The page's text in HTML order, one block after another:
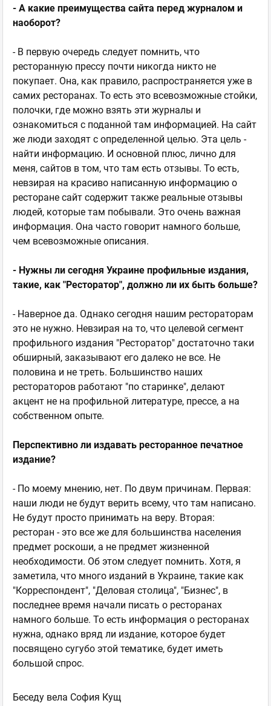
- А какие преимущества сайта перед журналом и
наоборот?
- В первую очередь следует помнить, что
ресторанную прессу почти никогда никто не
покупает. Она, как правило, распространяется уже в
самих ресторанах. То есть это всевозможные стойки,
полочки, где можно взять эти журналы и
ознакомиться с поданной там информацией. На сайт
же люди заходят с определенной целью. Эта цель -
найти информацию. И основной плюс, лично для
меня, сайтов в том, что там есть отзывы. То есть,
невзирая на красиво написанную информацию о
ресторане сайт содержит также реальные отзывы
людей, которые там побывали. Это очень важная
информация. Она часто говорит намного больше,
чем всевозможные описания.
- Нужны ли сегодня Украине профильные издания,
такие, как "Ресторатор", должно ли их быть больше?
- Наверное да. Однако сегодня нашим рестораторам
это не нужно. Невзирая на то, что целевой сегмент
профильного издания "Ресторатор" достаточно таки
обширный, заказывают его далеко не все. Не
половина и не треть. Большинство наших
рестораторов работают "по старинке", делают
акцент не на профильной литературе, прессе, а на
собственном опыте.
Перспективно ли издавать ресторанное печатное
издание?
- По моему мнению, нет. По двум причинам. Первая:
наши люди не будут верить всему, что там написано.
Не будут просто принимать на веру. Вторая:
ресторан - это все же для большинства населения
предмет роскоши, а не предмет жизненной
необходимости. Об этом следует помнить. Хотя, я
заметила, что много изданий в Украине, такие как
"Корреспондент", "Деловая столица", "Бизнес", в
последнее время начали писать о ресторанах
намного больше. То есть информация о ресторанах
нужна, однако вряд ли издание, которое будет
посвящено сугубо этой тематике, будет иметь
большой спрос.
Беседу вела София Кущ